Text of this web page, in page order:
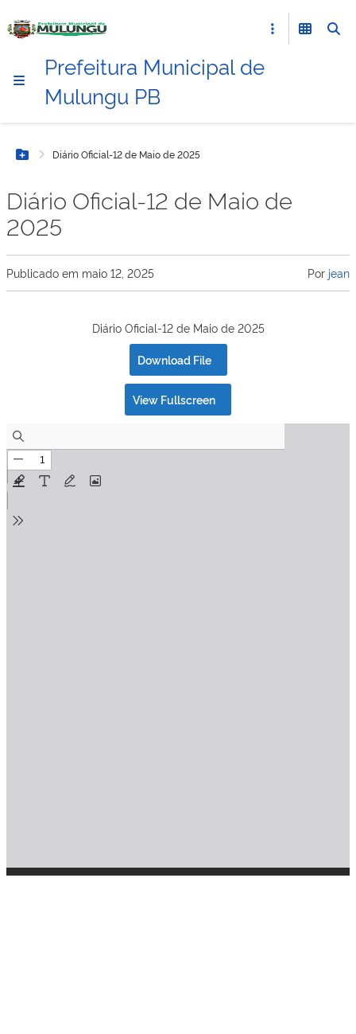
Prefeitura Municipal de
Mulungu PB
Botão Menu
Diário Oficial-12 de Maio de 2025
Diário Oficial-12 de Maio de
2025
Publicado em maio 12, 2025 Por jean
Diário Oficial-12 de Maio de 2025
Download File
View Fullscreen